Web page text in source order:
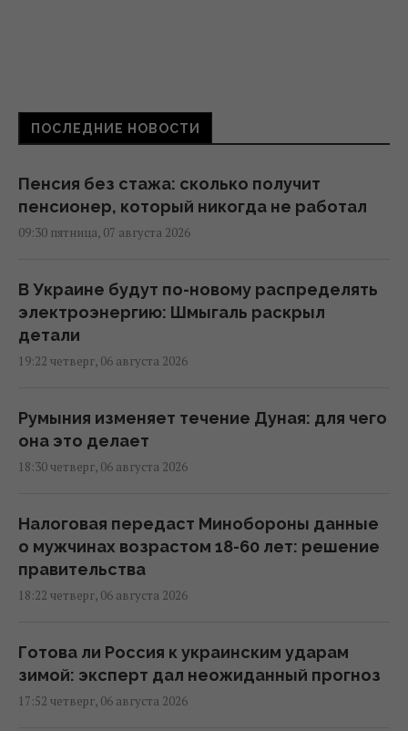
ПОСЛЕДНИЕ НОВОСТИ
Пенсия без стажа: сколько получит
пенсионер, который никогда не работал
09:30 пятница, 07 августа 2026
В Украине будут по-новому распределять
электроэнергию: Шмыгаль раскрыл
детали
19:22 четверг, 06 августа 2026
Румыния изменяет течение Дуная: для чего
она это делает
18:30 четверг, 06 августа 2026
Налоговая передаст Минобороны данные
о мужчинах возрастом 18-60 лет: решение
правительства
18:22 четверг, 06 августа 2026
Готова ли Россия к украинским ударам
зимой: эксперт дал неожиданный прогноз
17:52 четверг, 06 августа 2026